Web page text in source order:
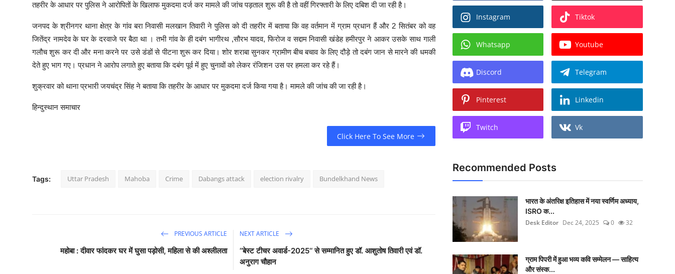
तहरीर के आधार पर पुलिस ने आरोपितों के खिलाफ मुकदमा दर्ज कर मामले की जांच पड़ताल शुरू की है तो वहीं गिरफ्तारी के लिए दबिश दी जा रही है।
जनपद के श्रीनगर थाना क्षेत्र के गांव बरा निवासी मलखान तिवारी ने पुलिस को दी तहरीर में बताया कि वह वर्तमान में ग्राम प्रधान हैं और 2 सितंबर को वह
जितेंद्र नामदेव के घर के दरवाजे पर बैठा था । तभी गांव के ही दबंग भागीरथ ,सौरभ यादव, फिरोज व सद्दाम निवासी खंडेह हमीरपुर ने आकर उसके साथ गाली
गलौच शुरू कर दी और मना करने पर उसे डंडों से पीटना शुरू कर दिया। शोर शराबा सुनकर ग्रामीण बीच बचाव के लिए दौड़े तो दबंग जान से मारने की धमकी
देते हुए भाग गए। प्रधान ने आरोप लगाते हुए बताया कि दबंग पूर्व में हुए चुनावों को लेकर रंजिशन उस पर हमला कर रहे हैं।
शुक्रवार को थाना प्रभारी जयचंद्र सिंह ने बताया कि तहरीर के आधार पर मुकदमा दर्ज किया गया है। मामले की जांच की जा रही है।
हिन्दुस्थान समाचार
Click Here To See More
Tags: Uttar Pradesh Mahoba Crime Dabangs attack election rivalry Bundelkhand News
PREVIOUS ARTICLE
महोबा : दीवार फांदकर घर में घुसा पड़ोसी, महिला से की अश्लीलता
NEXT ARTICLE
‘‘बेस्ट टीचर अवार्ड-2025‘‘ से सम्मानित हुए डॉ. आशुतोष तिवारी एवं डॉ.
अनुराग चौहान
Instagram Tiktok
Whatsapp Youtube
Discord Telegram
Pinterest Linkedin
Twitch Vk
Recommended Posts
भारत के अंतरिक्ष इतिहास में नया स्वर्णिम अध्याय,
ISRO क...
Desk Editor Dec 24, 2025 0 32
ग्राम पिपरी में हुआ भव्य कवि सम्मेलन — साहित्य
और संस्क...